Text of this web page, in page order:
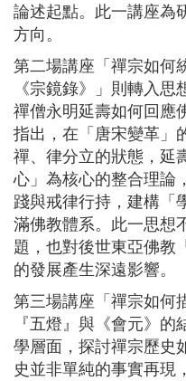
論述起點。此一講座為
方向。
第二場講座「禪宗如
《宗鏡錄》」則轉入
禪僧永明延壽如何回應
指出，在「唐宋變革」
禪、律分立的狀態，延
心」為核心的整合理論
踐與戒律行持，建構「
滿佛教體系。此一思想
題，也對後世東亞佛教
的發展產生深遠影響。
第三場講座「禪宗如何
『五燈』與《會元》
學層面，探討禪宗歷史
史並非單純的事實再現